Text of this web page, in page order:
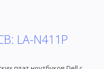
LA-N411P